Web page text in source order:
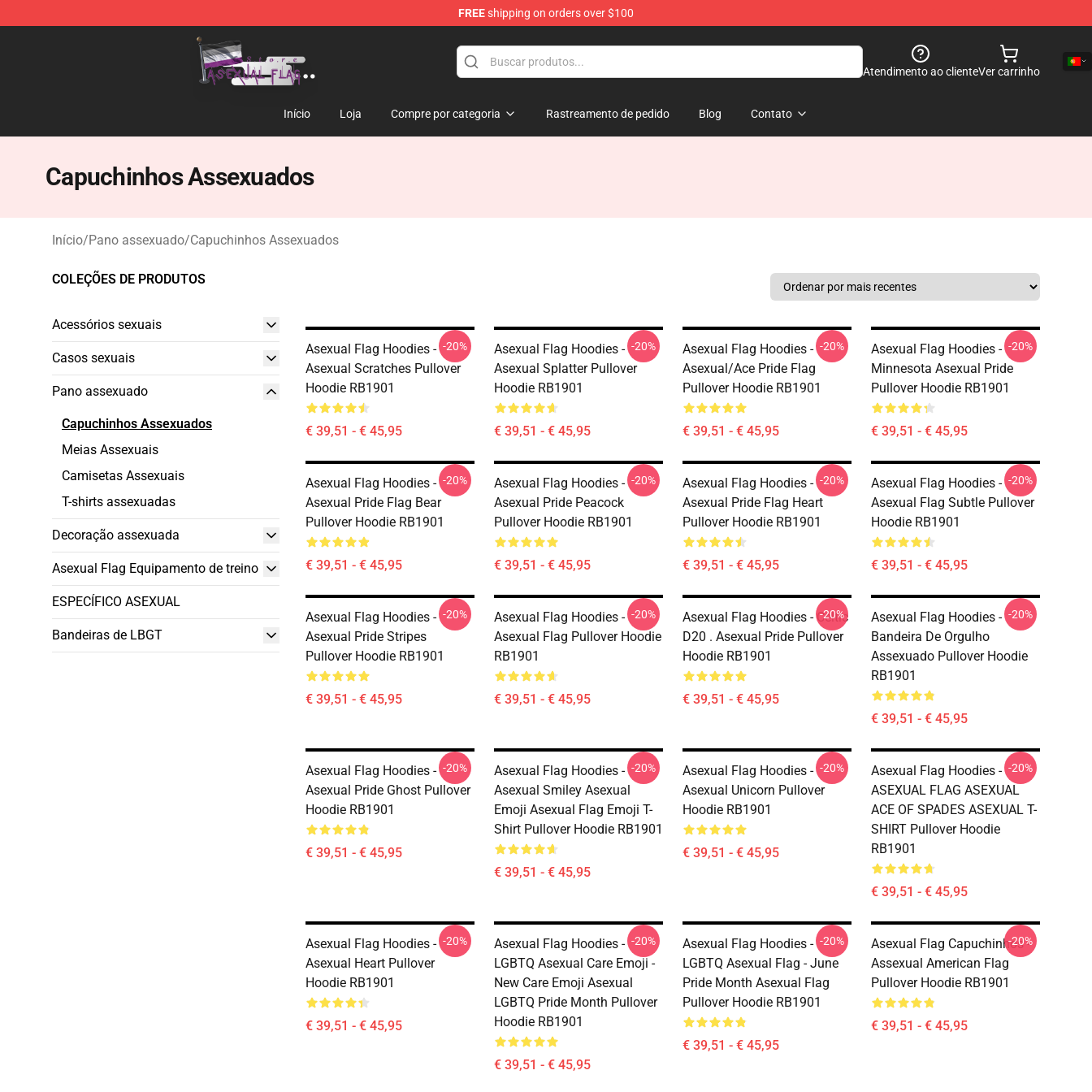
FREEshipping on orders over $100
Asexual Flag Shop - The Best Store of Asexual Flag
Atendimento ao clienteVer carrinho
Início Loja Compre por categoria Rastreamento de pedido Blog Contato
Capuchinhos Assexuados
Início/Pano assexuado/Capuchinhos Assexuados
COLEÇÕES DE PRODUTOS
Acessórios sexuais
Casos sexuais
Pano assexuado
Capuchinhos Assexuados
Meias Assexuais
Camisetas Assexuais
T-shirts assexuadas
Decoração assexuada
Asexual Flag Equipamento de treino
ESPECÍFICO ASEXUAL
Bandeiras de LBGT
Asexual Flag Hoodies -
Asexual Scratches Pullover
Hoodie RB1901
€ 39,51 - € 45,95
-20%
Asexual Flag Hoodies -
Asexual Splatter Pullover
Hoodie RB1901
€ 39,51 - € 45,95
-20%
Asexual Flag Hoodies -
Asexual/Ace Pride Flag
Pullover Hoodie RB1901
€ 39,51 - € 45,95
-20%
Asexual Flag Hoodies -
Minnesota Asexual Pride
Pullover Hoodie RB1901
€ 39,51 - € 45,95
-20%
Asexual Flag Hoodies -
Asexual Pride Flag Bear
Pullover Hoodie RB1901
€ 39,51 - € 45,95
-20%
Asexual Flag Hoodies -
Asexual Pride Peacock
Pullover Hoodie RB1901
€ 39,51 - € 45,95
-20%
Asexual Flag Hoodies -
Asexual Pride Flag Heart
Pullover Hoodie RB1901
€ 39,51 - € 45,95
-20%
Asexual Flag Hoodies -
Asexual Flag Subtle Pullover
Hoodie RB1901
€ 39,51 - € 45,95
-20%
Asexual Flag Hoodies -
Asexual Pride Stripes
Pullover Hoodie RB1901
€ 39,51 - € 45,95
-20%
Asexual Flag Hoodies -
Asexual Flag Pullover Hoodie
RB1901
€ 39,51 - € 45,95
-20%
Asexual Flag Hoodies - Celtic
D20 . Asexual Pride Pullover
Hoodie RB1901
€ 39,51 - € 45,95
-20%
Asexual Flag Hoodies -
Bandeira De Orgulho
Assexuado Pullover Hoodie
RB1901
€ 39,51 - € 45,95
-20%
Asexual Flag Hoodies -
Asexual Pride Ghost Pullover
Hoodie RB1901
€ 39,51 - € 45,95
-20%
Asexual Flag Hoodies -
Asexual Smiley Asexual
Emoji Asexual Flag Emoji T-
Shirt Pullover Hoodie RB1901
€ 39,51 - € 45,95
-20%
Asexual Flag Hoodies -
Asexual Unicorn Pullover
Hoodie RB1901
€ 39,51 - € 45,95
-20%
Asexual Flag Hoodies -
ASEXUAL FLAG ASEXUAL
ACE OF SPADES ASEXUAL T-
SHIRT Pullover Hoodie
RB1901
€ 39,51 - € 45,95
-20%
Asexual Flag Hoodies -
Asexual Heart Pullover
Hoodie RB1901
€ 39,51 - € 45,95
-20%
Asexual Flag Hoodies -
LGBTQ Asexual Care Emoji -
New Care Emoji Asexual
LGBTQ Pride Month Pullover
Hoodie RB1901
€ 39,51 - € 45,95
-20%
Asexual Flag Hoodies -
LGBTQ Asexual Flag - June
Pride Month Asexual Flag
Pullover Hoodie RB1901
€ 39,51 - € 45,95
-20%
Asexual Flag Capuchinhos -
Assexual American Flag
Pullover Hoodie RB1901
€ 39,51 - € 45,95
-20%